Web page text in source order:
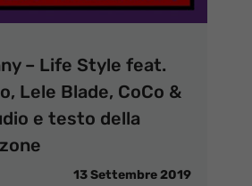
– Life Style feat.
Lele Blade, CoCo &
e testo della
13 Settembre 2019